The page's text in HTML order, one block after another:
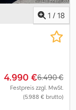
1 / 18
4.990 €6.490 €
Festpreis zzgl. MwSt.
(5.988 € brutto)